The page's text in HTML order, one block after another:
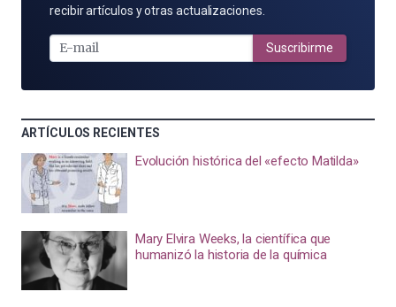
POR
MAIL
recibir artículos y otras actualizaciones.
Suscribirme
ARTÍCULOS RECIENTES
Evolución histórica del «efecto Matilda»
Mary Elvira Weeks, la científica que
humanizó la historia de la química